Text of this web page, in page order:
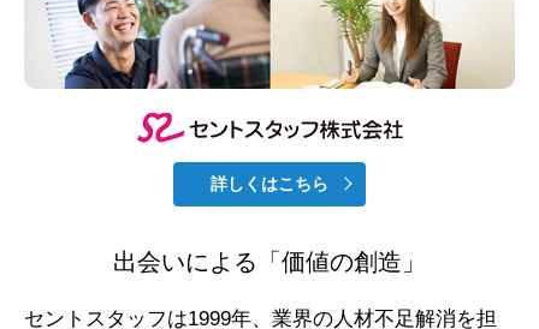
詳しくはこちら
出会いによる「価値の創造」
セントスタッフは1999年、業界の人材不足解消を担